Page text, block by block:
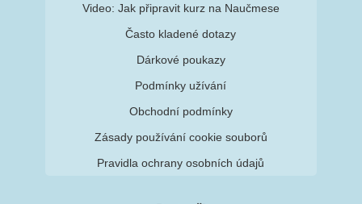
Video: Jak připravit kurz na Naučmese
Často kladené dotazy
Dárkové poukazy
Podmínky užívání
Obchodní podmínky
Zásady používání cookie souborů
Pravidla ochrany osobních údajů